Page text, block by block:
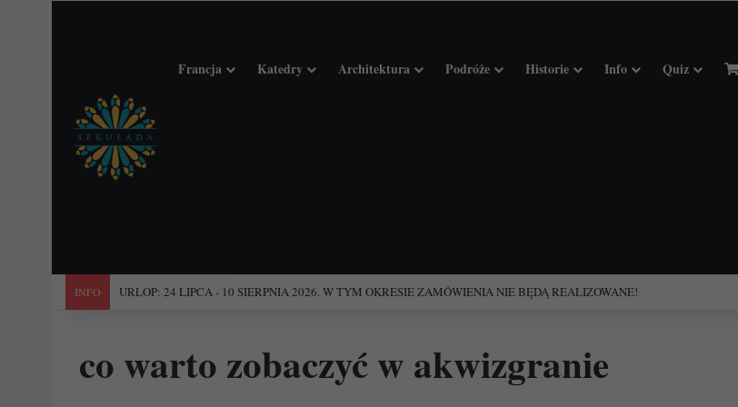
Francja Katedry Architektura Podróże Historie Info Quiz
INFO "Święta Francja". Przewodnik po 101 średniowiecznych kościołach Francji.
co warto zobaczyć w akwizgranie